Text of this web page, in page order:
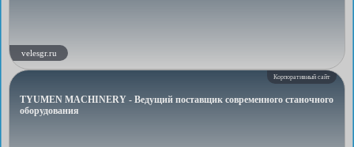
velesgr.ru
Корпоративный сайт
TYUMEN MACHINERY - Ведущий поставщик современного станочного
оборудования